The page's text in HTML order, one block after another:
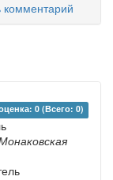
комментарий
0 (Всего: 0)